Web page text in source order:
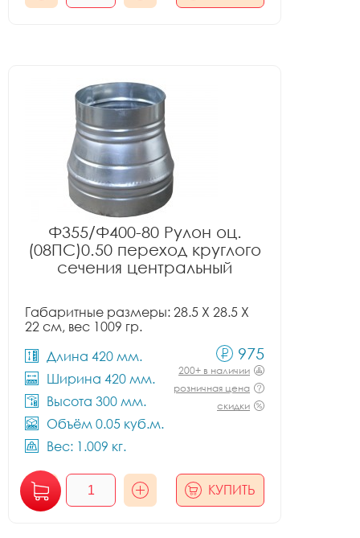
Ф355/Ф400-80 Рулон оц.
(08ПС)0.50 переход круглого
сечения центральный
Габаритные размеры: 28.5 X 28.5 X
22 см, вес 1009 гр.
Длина 420 мм.
Ширина 420 мм.
Высота 300 мм.
Объём 0.05 куб.м.
Вес: 1.009 кг.
975
200+ в наличии
розничная цена
скидки
КУПИТЬ